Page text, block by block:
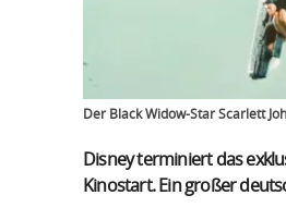
Der Black Widow-Star Scarlett
Disney terminiert das
Kinostart. Ein großer